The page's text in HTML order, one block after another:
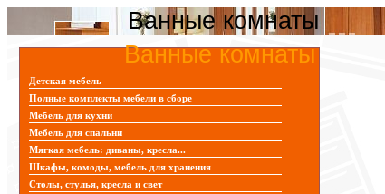
Ванные комнаты
Ванные комнаты
Детская мебель
Полные комплекты мебели в сборе
Мебель для кухни
Мебель для спальни
Мягкая мебель: диваны, кресла...
Шкафы, комоды, мебель для хранения
Столы, стулья, кресла и свет